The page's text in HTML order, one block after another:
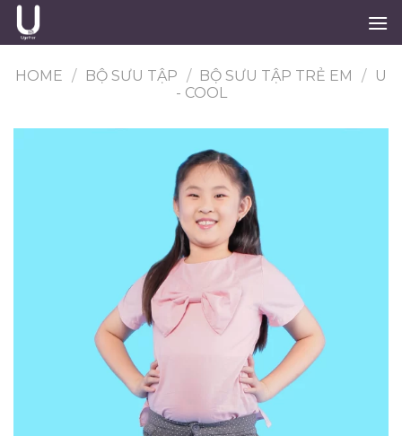
Skip
HOME / BỘ SƯU TẬP / BỘ SƯU TẬP TRẺ EM /
U
- COOL